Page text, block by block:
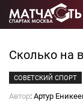
Сколько на
СОВЕТСКИЙ СПОРТ
Автор: Артур